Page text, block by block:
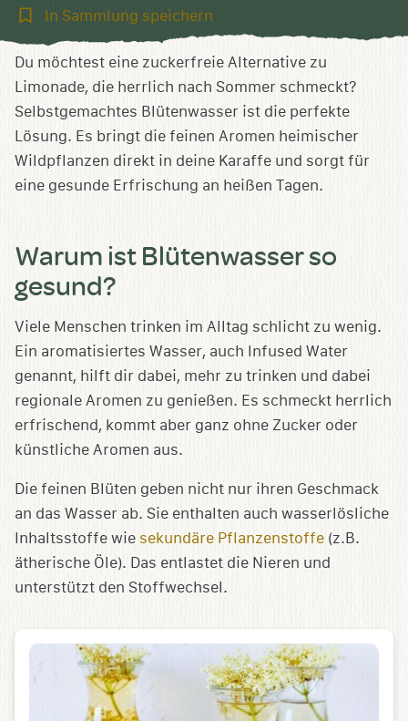
In
speichern
In Sammlung speichern
Du möchtest eine zuckerfreie Alternative zu
Limonade, die herrlich nach Sommer schmeckt?
Selbstgemachtes Blütenwasser ist die perfekte
Lösung. Es bringt die feinen Aromen heimischer
Wildpflanzen direkt in deine Karaffe und sorgt für
eine gesunde Erfrischung an heißen Tagen.
Warum ist Blütenwasser so
gesund?
Viele Menschen trinken im Alltag schlicht zu wenig.
Ein aromatisiertes Wasser, auch Infused Water
genannt, hilft dir dabei, mehr zu trinken und dabei
regionale Aromen zu genießen. Es schmeckt herrlich
erfrischend, kommt aber ganz ohne Zucker oder
künstliche Aromen aus.
Die feinen Blüten geben nicht nur ihren Geschmack
an das Wasser ab. Sie enthalten auch wasserlösliche
Inhaltsstoffe wie sekundäre Pflanzenstoffe (z.B.
ätherische Öle). Das entlastet die Nieren und
unterstützt den Stoffwechsel.